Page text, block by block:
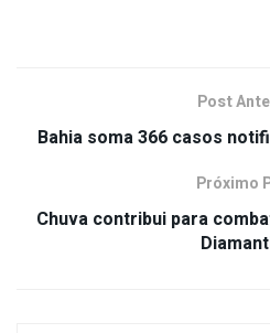
Post
Bahia soma 366 casos
Próximo
Chuva contribui para